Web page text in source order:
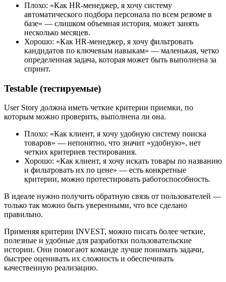
Плохо: «Как HR-менеджер, я хочу систему
автоматического подбора персонала по всем резюме в
базе» — слишком объемная история, может занять
несколько месяцев.
Хорошо: «Как HR-менеджер, я хочу фильтровать
кандидатов по ключевым навыкам» — маленькая, четко
определенная задача, которая может быть выполнена за
спринт.
Testable (тестируемые)
User Story должна иметь четкие критерии приемки, по
которым можно проверить, выполнена ли она.
Плохо: «Как клиент, я хочу удобную систему поиска
товаров» — непонятно, что значит «удобную», нет
четких критериев тестирования.
Хорошо: «Как клиент, я хочу искать товары по названию
и фильтровать их по цене» — есть конкретные
критерии, можно протестировать работоспособность.
В идеале нужно получить обратную связь от пользователей —
только так можно быть уверенными, что все сделано
правильно.
Применяя критерии INVEST, можно писать более четкие,
полезные и удобные для разработки пользовательские
истории. Они помогают команде лучше понимать задачи,
быстрее оценивать их сложность и обеспечивать
качественную реализацию.